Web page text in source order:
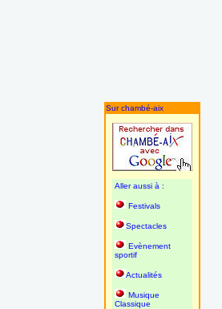
Sur chambé-aix
Aller aussi à :
Festivals
Spectacles
Evènement
sportif
Actualités
Musique
Classique